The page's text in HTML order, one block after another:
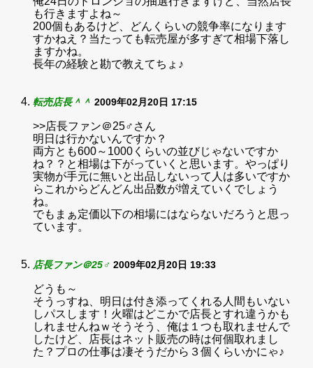
も行きますよね～
200個もあるけど、どんくらいの競争率になります
すかねえ？当たっても転売屋が多すぎて相場下落し
ますかね。
長年の経験と勘で教えてちょ♪
転売店長＾＾ 2009年02月20日 17:15
>>店長ファン＠25♂さん
明日は行かないんですか？
両方とも600～1000くらいの並びじゃないですか
ね？？と相場は下がっていくと思います。やっぱり
実物が手元に無いと出品しないって人は多いですか
らこれからどんどん出品数が増えていくでしょう
ね。
でもまぁ定価以下の相場にはならないだろうと思っ
ています。
店長ファン＠25♂ 2009年02月20日 19:33
どうも～
そうっすね、明日は付き添ってくれる人間もいない
しパスします！火曜はどこかで店長とすれ違うかも
しれませんねｗそうそう、俺は１つも取れませんで
したけど、店長はネット販売の時は何個取れまし
た？プロの仕事は凄そうだから３個くらいかにゃ♪